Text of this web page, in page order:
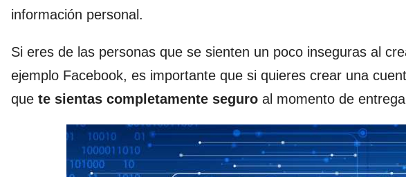
información personal.
Si eres de las personas que se sienten un poco inseguras al
ejemplo Facebook, es importante que si quieres crear una
que te sientas completamente seguro al momento de